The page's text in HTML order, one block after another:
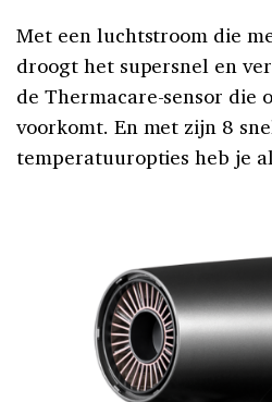
Met een luchtstroom die
droogt het supersnel en
de Thermacare-sensor die
voorkomt. En met zijn 8
temperatuuropties heb je